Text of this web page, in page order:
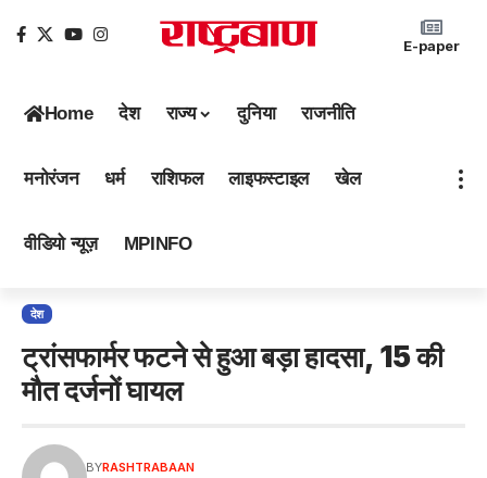
E-paper
Home देश राज्य दुनिया राजनीति
मनोरंजन धर्म राशिफल लाइफस्टाइल खेल
वीडियो न्यूज़ MPINFO
देश
ट्रांसफार्मर फटने से हुआ बड़ा हादसा, 15 की
मौत दर्जनों घायल
BYRASHTRABAAN